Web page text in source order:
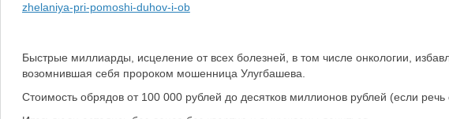
zhelaniya-pri-pomoshi-duhov-i-ob
Быстрые миллиарды, исцеление от всех болезней, в том числе онкологии,
возомнившая себя пророком мошенница Улугбашева.
Стоимость обрядов от 100 000 рублей до десятков миллионов рублей (если речь